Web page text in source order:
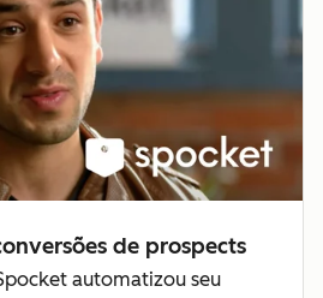
de prospects
automatizou seu